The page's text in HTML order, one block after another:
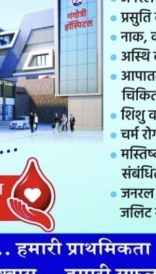
सरकार देगी
84
VIDEO कांटा लगा
शेफाली जरीवाला...
Suvankar Roy Jun 28, 2025